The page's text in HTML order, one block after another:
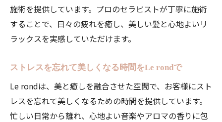
施術を提供しています。プロのセラピストが丁寧に施術
することで、日々の疲れを癒し、美しい髪と心地よいリ
ラックスを実感していただけます。
ストレスを忘れて美しくなる時間をLe rondで
Le rondは、美と癒しを融合させた空間で、お客様にスト
レスを忘れて美しくなるための時間を提供しています。
忙しい日常から離れ、心地よい音楽やアロマの香りに包